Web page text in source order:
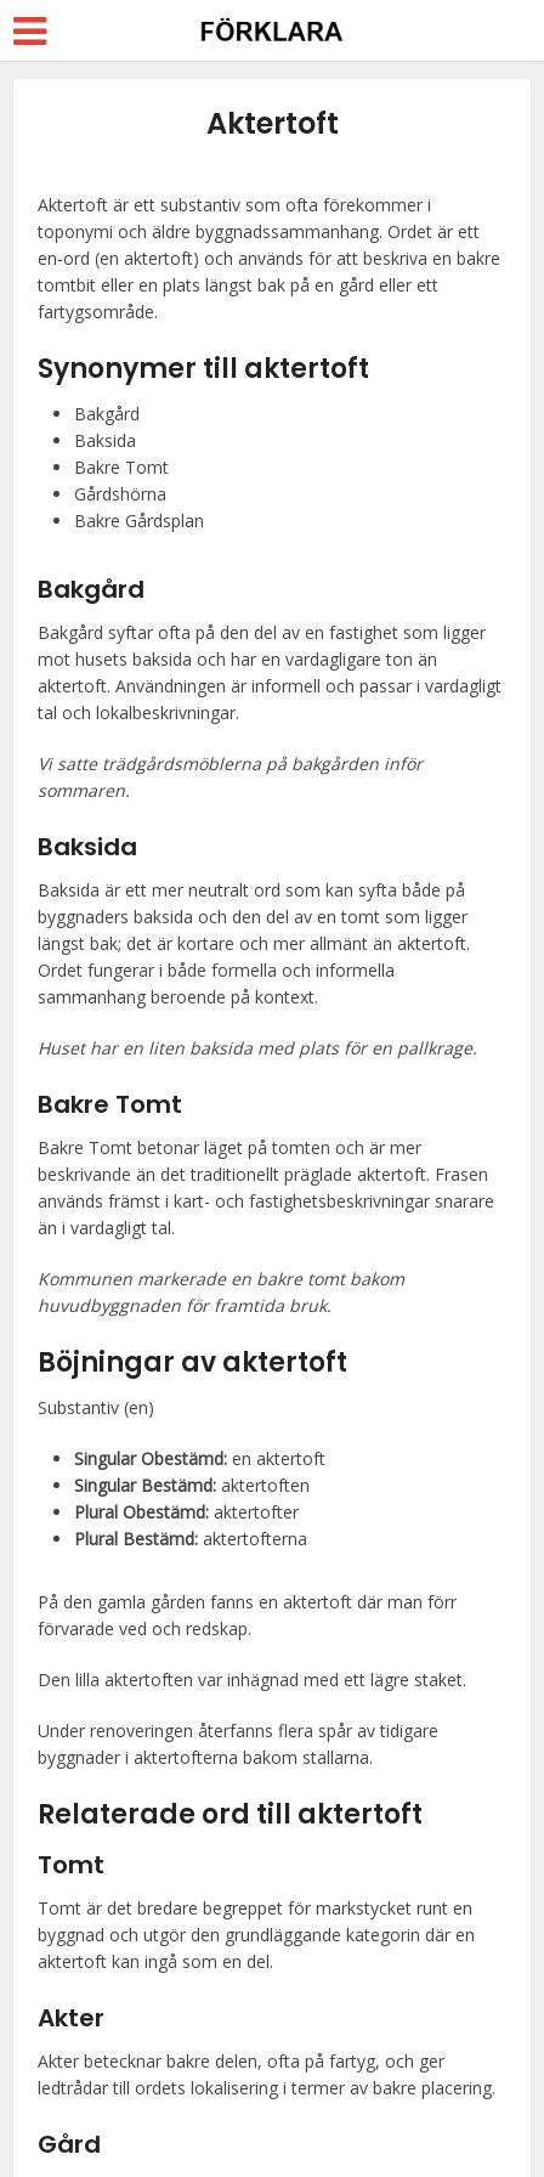
Aktertoft
Aktertoft är ett substantiv som ofta förekommer i
toponymi och äldre byggnadssammanhang. Ordet är ett
en-ord (en aktertoft) och används för att beskriva en bakre
tomtbit eller en plats längst bak på en gård eller ett
fartygsområde.
Synonymer till aktertoft
Bakgård
Baksida
Bakre Tomt
Gårdshörna
Bakre Gårdsplan
Bakgård
Bakgård syftar ofta på den del av en fastighet som ligger
mot husets baksida och har en vardagligare ton än
aktertoft. Användningen är informell och passar i vardagligt
tal och lokalbeskrivningar.
Vi satte trädgårdsmöblerna på bakgården inför
sommaren.
Baksida
Baksida är ett mer neutralt ord som kan syfta både på
byggnaders baksida och den del av en tomt som ligger
längst bak; det är kortare och mer allmänt än aktertoft.
Ordet fungerar i både formella och informella
sammanhang beroende på kontext.
Huset har en liten baksida med plats för en pallkrage.
Bakre Tomt
Bakre Tomt betonar läget på tomten och är mer
beskrivande än det traditionellt präglade aktertoft. Frasen
används främst i kart- och fastighetsbeskrivningar snarare
än i vardagligt tal.
Kommunen markerade en bakre tomt bakom
huvudbyggnaden för framtida bruk.
Böjningar av aktertoft
Substantiv (en)
Singular Obestämd: en aktertoft
Singular Bestämd: aktertoften
Plural Obestämd: aktertofter
Plural Bestämd: aktertofterna
På den gamla gården fanns en aktertoft där man förr
förvarade ved och redskap.
Den lilla aktertoften var inhägnad med ett lägre staket.
Under renoveringen återfanns flera spår av tidigare
byggnader i aktertofterna bakom stallarna.
Relaterade ord till aktertoft
Tomt
Tomt är det bredare begreppet för markstycket runt en
byggnad och utgör den grundläggande kategorin där en
aktertoft kan ingå som en del.
Akter
Akter betecknar bakre delen, ofta på fartyg, och ger
ledtrådar till ordets lokalisering i termer av bakre placering.
Gård